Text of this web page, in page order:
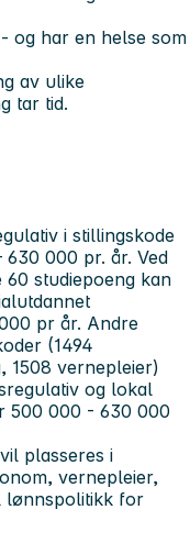
og har en helse som
av ulike
tar tid.
i stillingskode
000 pr. år. Ved
studiepoeng kan
pr år. Andre
(1494
1508 vernepleier)
og lokal
500 000 - 630 000
plasseres i
vernepleier,
lønnspolitikk for